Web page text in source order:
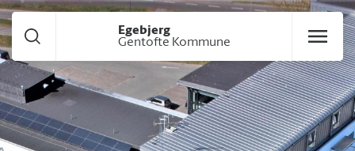
Gå til hoved indhold
Egebjerg
Gentofte Kommune